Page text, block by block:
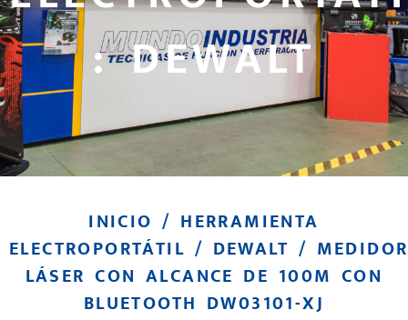
: DEWALT
INICIO / HERRAMIENTA
ELECTROPORTÁTIL / DEWALT / MEDIDOR
LÁSER CON ALCANCE DE 100M CON
BLUETOOTH DW03101-XJ